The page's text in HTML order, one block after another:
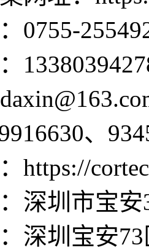
0755-
、
https://
深圳市宝
深圳宝安